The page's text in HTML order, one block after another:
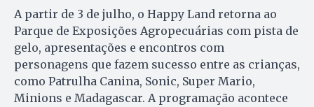
A partir de 3 de julho, o Happy Land retorna ao
Parque de Exposições Agropecuárias com pista de
gelo, apresentações e encontros com
personagens que fazem sucesso entre as crianças,
como Patrulha Canina, Sonic, Super Mario,
Minions e Madagascar. A programação acontece